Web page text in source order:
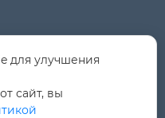
для улучшения
сайт, вы